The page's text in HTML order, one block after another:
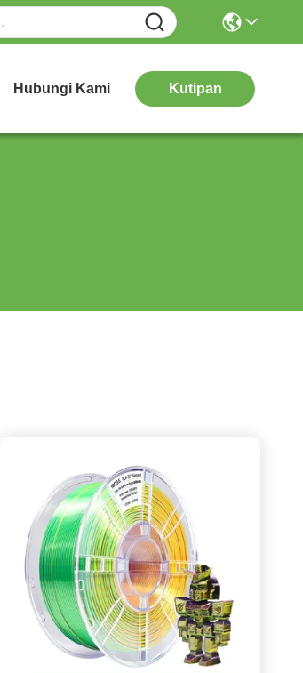
Hubungi Kami Kutipan